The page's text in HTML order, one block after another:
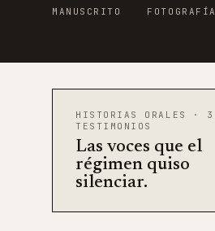
MANUSCRITO FOTOGRAFÍA
HISTORIAS ORALES · 3
TESTIMONIOS
Las voces que el
régimen quiso
silenciar.